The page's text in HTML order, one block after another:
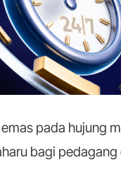
pada hujung
bagi